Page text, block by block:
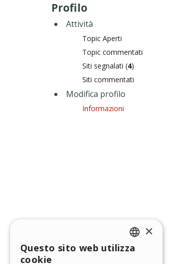
Profilo
Attività
Topic Aperti
Topic commentati
Siti segnalati (4)
Siti commentati
Modifica profilo
Informazioni
ENGLISH
×
Questo sito web utilizza
cookie